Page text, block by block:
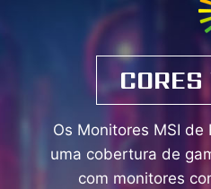
Os Monitores MSI
uma cobertura de
com monitores